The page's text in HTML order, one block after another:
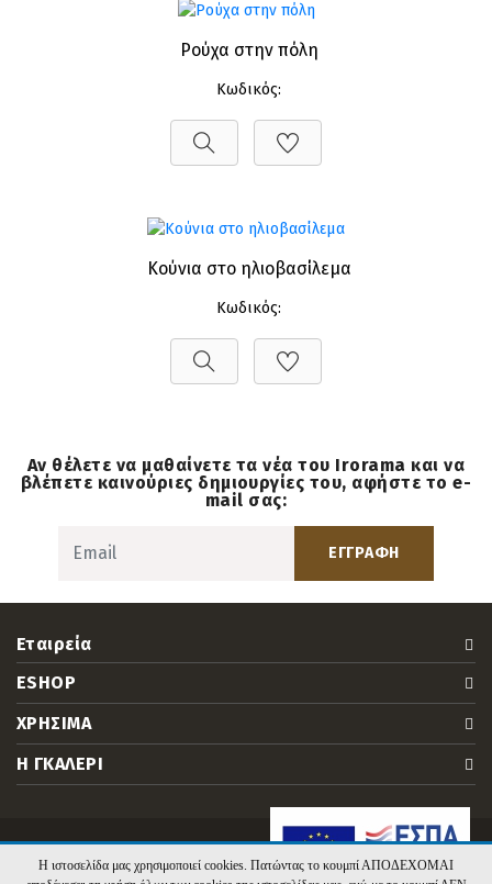
Ρούχα στην πόλη
Κωδικός:
Κούνια στο ηλιοβασίλεμα
Κωδικός:
Αν θέλετε να μαθαίνετε τα νέα του Irorama και να
βλέπετε καινούριες δημιουργίες του, αφήστε το e-
mail σας:
ΕΓΓΡΑΦΗ
Εταιρεία
ESHOP
ΧΡΗΣΙΜΑ
Η ΓΚΑΛΕΡΙ
2026 irorama.gr. Υλοποίηση:Hyper Center
Η ιστοσελίδα μας χρησιμοποιεί cookies. Πατώντας το κουμπί ΑΠΟΔΕΧΟΜΑΙ